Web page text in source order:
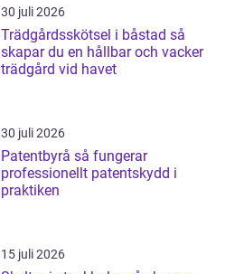
30 juli 2026
Trädgårdsskötsel i båstad så
skapar du en hållbar och vacker
trädgård vid havet
30 juli 2026
Patentbyrå så fungerar
professionellt patentskydd i
praktiken
15 juli 2026